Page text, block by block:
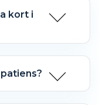
kort i